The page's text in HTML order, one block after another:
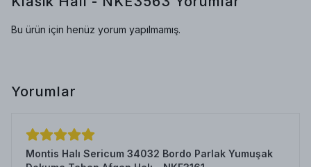
Bu ürün için henüz yorum yapılmamış.
Yorumlar
Montis Halı Sericum 34032 Bordo Parlak Yumuşak